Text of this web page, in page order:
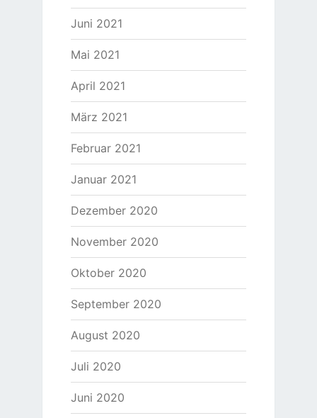
Juni 2021
Mai 2021
April 2021
März 2021
Februar 2021
Januar 2021
Dezember 2020
November 2020
Oktober 2020
September 2020
August 2020
Juli 2020
Juni 2020